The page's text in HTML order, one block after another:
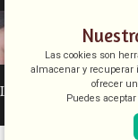
EL
INFORMACIÓN
Aviso legal
Las cookies son
almacenar y recuperar
ofrecer
Puedes